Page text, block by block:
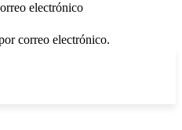
electrónico
correo electrónico.